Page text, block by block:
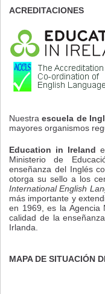
ACREDITACIONES
Nuestraescuela de
mayores organismos
Education in Ireland
Ministerio de
enseñanza del Inglés
otorga su sello a los
International English
más importante y
en 1969, es la Agencia
calidad de la
Irlanda.
MAPA DE SITUACIÓN